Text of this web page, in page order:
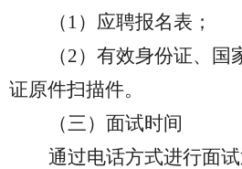
（ 1）应聘报名表；
（2）有效身份证、国
证原件扫描件。
（三）面试时间
通过电话方式进行面